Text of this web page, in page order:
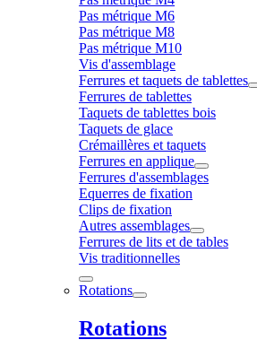
Pas métrique M6
Pas métrique M8
Pas métrique M10
Vis d'assemblage
Ferrures et taquets de tablettes
Ferrures de tablettes
Taquets de tablettes bois
Taquets de glace
Crémaillères et taquets
Ferrures en applique
Ferrures d'assemblages
Equerres de fixation
Clips de fixation
Autres assemblages
Ferrures de lits et de tables
Vis traditionnelles
Rotations
Rotations